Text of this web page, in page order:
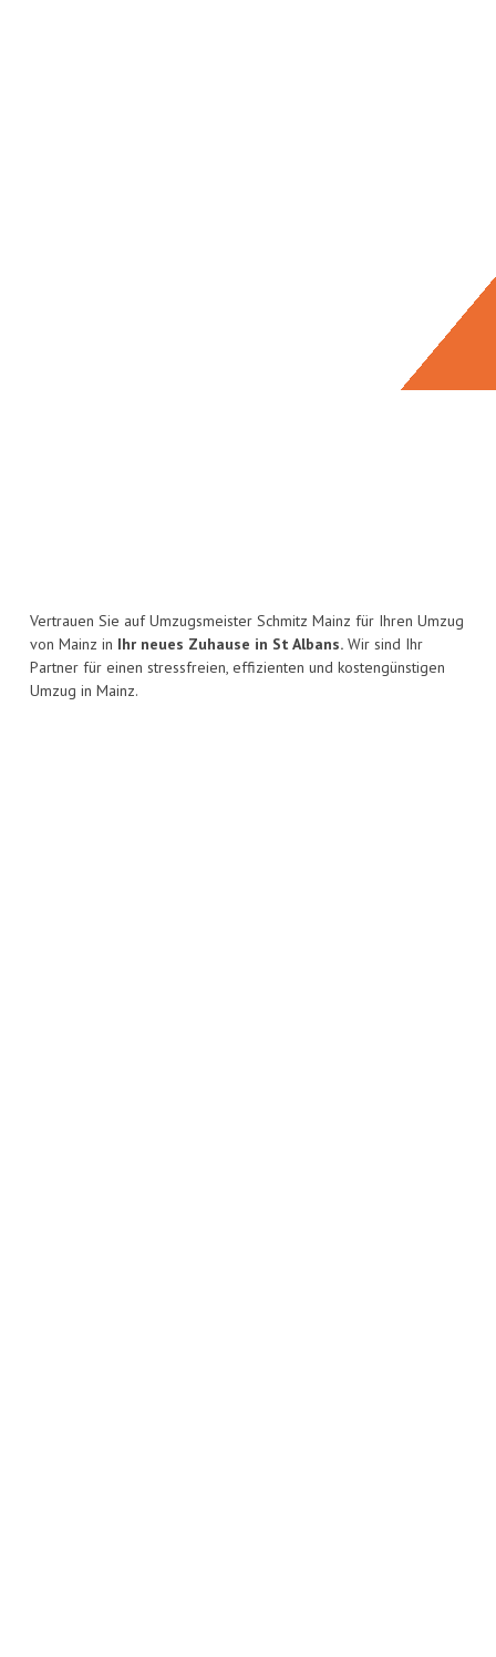
Vertrauen Sie auf Umzugsmeister Schmitz Mainz für Ihren Umzug
von Mainz in Ihr neues Zuhause in St Albans. Wir sind Ihr
Partner für einen stressfreien, effizienten und kostengünstigen
Umzug in Mainz.